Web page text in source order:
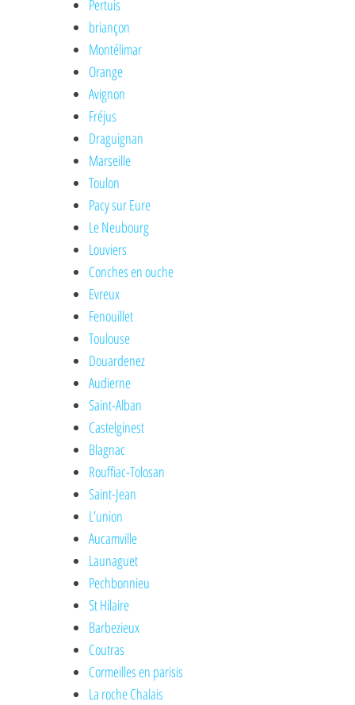
Pertuis
briançon
Montélimar
Orange
Avignon
Fréjus
Draguignan
Marseille
Toulon
Pacy sur Eure
Le Neubourg
Louviers
Conches en ouche
Evreux
Fenouillet
Toulouse
Douardenez
Audierne
Saint-Alban
Castelginest
Blagnac
Rouffiac-Tolosan
Saint-Jean
L’union
Aucamville
Launaguet
Pechbonnieu
St Hilaire
Barbezieux
Coutras
Cormeilles en parisis
La roche Chalais